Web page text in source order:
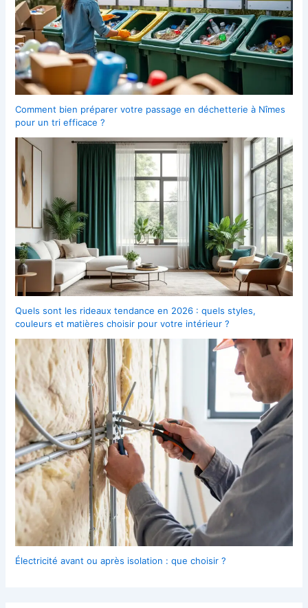
Comment bien préparer votre passage en déchetterie à Nîmes
pour un tri efficace ?
Quels sont les rideaux tendance en 2026 : quels styles,
couleurs et matières choisir pour votre intérieur ?
Électricité avant ou après isolation : que choisir ?